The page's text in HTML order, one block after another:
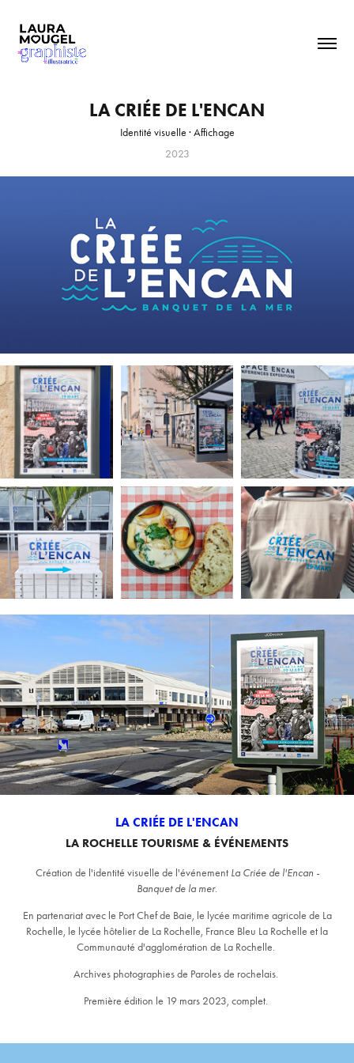
LA CRIÉE DE L'ENCAN
Identité visuelle · Affichage
2023
LA CRIÉE DE L'ENCAN
LA ROCHELLE TOURISME & ÉVÉNEMENTS
Création de l'identité visuelle de l'événement La Criée de l'Encan -
Banquet de la mer.
En partenariat avec le Port Chef de Baie, le lycée maritime agricole de La
Rochelle, le lycée hôtelier de La Rochelle, France Bleu La Rochelle et la
Communauté d'agglomération de La Rochelle.
Archives photographies de Paroles de rochelais.
Première édition le 19 mars 2023, complet.